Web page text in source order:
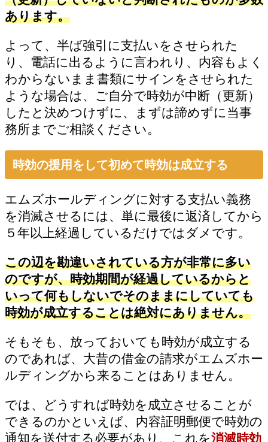
あります。
よって、半ば強引に支払いをさせられた
り、電話に出るように言われり、内容もよく
わからないまま書類にサインをさせられた
ような場合は、ご自分で時効が中断（更新）
したと決めつけずに、まずは諦めずに当事
務所までご相談ください。
時効の援用をして初めて時効は成立する
エムズホールディングに対する支払い義務
を消滅させるには、単に最後に返済してから
５年以上経過しているだけではダメです。
この辺を勘違いされている方が非常に多い
のですが、時効期間が経過しているからと
いって何もしないでそのままにしていても
時効が成立することは絶対にありません。
そもそも、放っておいても時効が成立する
のであれば、大昔の借金の請求がエムズホー
ルディングから来ることはありません。
では、どうすれば時効を成立させることが
できるのかといえば、内容証明郵便で時効の
通知を送付する必要があり、これを消滅時効